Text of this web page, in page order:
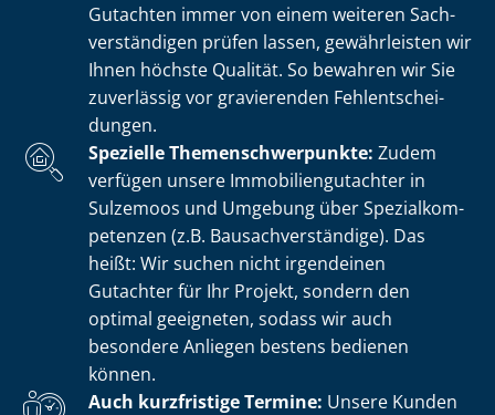
Gutachten immer von einem weiteren Sach­
ver­stän­di­gen prüfen lassen, gewährleisten wir
Ihnen höchste Qualität. So bewahren wir Sie
zuverlässig vor gravierenden Fehl­ent­schei­
dun­gen.
Spezielle The­men­schwer­punk­te: Zudem
verfügen unsere Im­mo­bi­li­en­gut­ach­ter in
Sulzemoos und Umgebung über Spe­zi­al­kom­
pe­ten­zen (z.B. Bau­sach­ver­stän­di­ge). Das
heißt: Wir suchen nicht irgendeinen
Gutachter für Ihr Projekt, sondern den
optimal geeigneten, sodass wir auch
besondere Anliegen bestens bedienen
können.
Auch kurzfristige Termine: Unsere Kunden